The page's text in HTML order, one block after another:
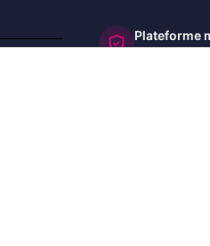
Plateforme